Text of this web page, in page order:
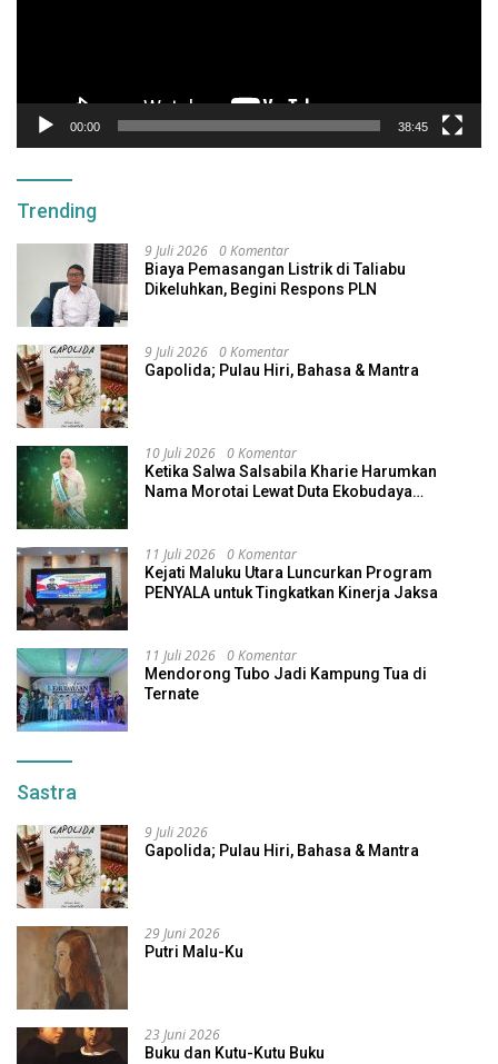
00:00 38:45
Trending
9 Juli 2026 0 Komentar
Biaya Pemasangan Listrik di Taliabu
Dikeluhkan, Begini Respons PLN
9 Juli 2026 0 Komentar
Gapolida; Pulau Hiri, Bahasa & Mantra
10 Juli 2026 0 Komentar
Ketika Salwa Salsabila Kharie Harumkan
Nama Morotai Lewat Duta Ekobudaya
11 Juli 2026 0 Komentar
Kejati Maluku Utara Luncurkan Program
PENYALA untuk Tingkatkan Kinerja Jaksa
11 Juli 2026 0 Komentar
Mendorong Tubo Jadi Kampung Tua di
Ternate
Sastra
9 Juli 2026
Gapolida; Pulau Hiri, Bahasa & Mantra
29 Juni 2026
Putri Malu-Ku
23 Juni 2026
Buku dan Kutu-Kutu Buku